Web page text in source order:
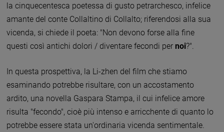
la cinquecentesca poetessa di gusto petrarchesco, infelice
amante del conte Collaltino di Collalto; riferendosi alla sua
vicenda, si chiede il poeta: "Non devono forse alla fine
questi così antichi dolori / diventare fecondi per noi?".
In questa prospettiva, la Li-zhen del film che stiamo
esaminando potrebbe risultare, con un accostamento
ardito, una novella Gaspara Stampa, il cui infelice amore
risulta "fecondo", cioè più intenso e arricchente di quanto lo
potrebbe essere stata un'ordinaria vicenda sentimentale.